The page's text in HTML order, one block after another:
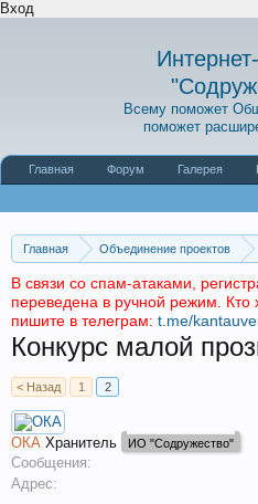
Вход
Всему поможет
поможет
Главная
Объединение проектов
Лирическая новелла, как
В связи со спам-атаками,
переведена в ручной режим. Кто
пишите в телеграм: t.me/
Конкурс малой
< Назад 1 2
ОКА Хранитель ИО "Содружество"
Сообщения:
Адрес:
Главная Форум Галерея